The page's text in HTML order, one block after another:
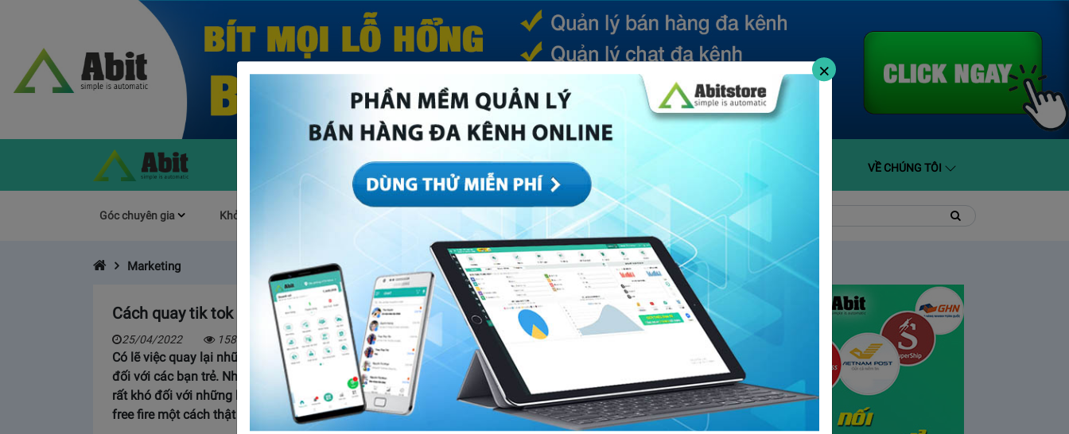
(CURRENT) BÁO GIÁ HỖ TRỢ VỀ CHÚNG TÔI
Góc chuyên gia Khởi Nghiệp Mục khác Quản trị Về Abit
kiếm:
kiếm
Marketing
Cách quay tik tok free fire chất như nước cất mà ai cũng làm được
25/04/2022 15862
Có lẽ việc quay lại những khoảnh khắc đẹp trên game rồi đăng lên tik tok không còn khó khăn
đối với các bạn trẻ. Nhưng việc làm một video game hấp dẫn thu hút và bắt mắt người xem thì
rất khó đối với những bạn mới. Vậy thì sau đây mình sẽ hướng dẫn các bạn cách quay tik tok
free fire một cách thật ngầu.
×